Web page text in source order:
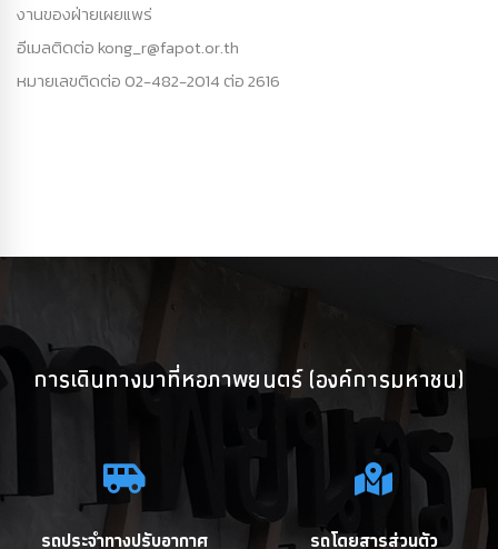
งานของฝ่ายเผยแพร่
อีเมลติดต่อ kong_r@fapot.or.th
หมายเลขติดต่อ 02-482-2014 ต่อ 2616
การเดินทางมาที่หอภาพยนตร์ (องค์การมหาชน)
รถประจำทางปรับอากาศ รถโดยสารส่วนตัว